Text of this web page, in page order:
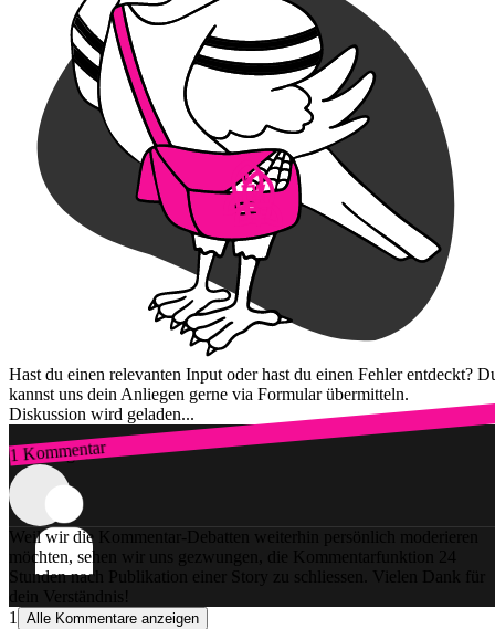
Hast du einen relevanten Input oder hast du einen Fehler entdeckt?
kannst uns dein Anliegen gerne via Formular übermitteln.
Diskussion wird geladen...
1 Kommentar
Zum Login
Weil wir die Kommentar-Debatten weiterhin persönlich moderieren
möchten, sehen wir uns gezwungen, die Kommentarfunktion 24
Stunden nach Publikation einer Story zu schliessen. Vielen Dank für
dein Verständnis!
1
Alle Kommentare anzeigen